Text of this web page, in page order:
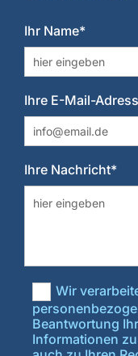
Ihr Name*
Ihre E-Mail-
Ihre Nachricht*
Wir
Beantwortung
Informationen